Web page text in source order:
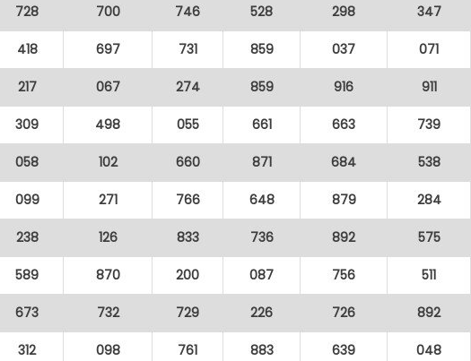
728 700 746 528 298 347
418 697 731 859 037 071
217 067 274 859 916 911
309 498 055 661 663 739
058 102 660 871 684 538
099 271 766 648 879 284
238 126 833 736 892 575
589 870 200 087 756 511
673 732 729 226 726 892
312 098 761 883 639 048